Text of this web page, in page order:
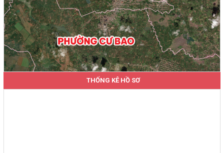
THỐNG KÊ HỒ SƠ